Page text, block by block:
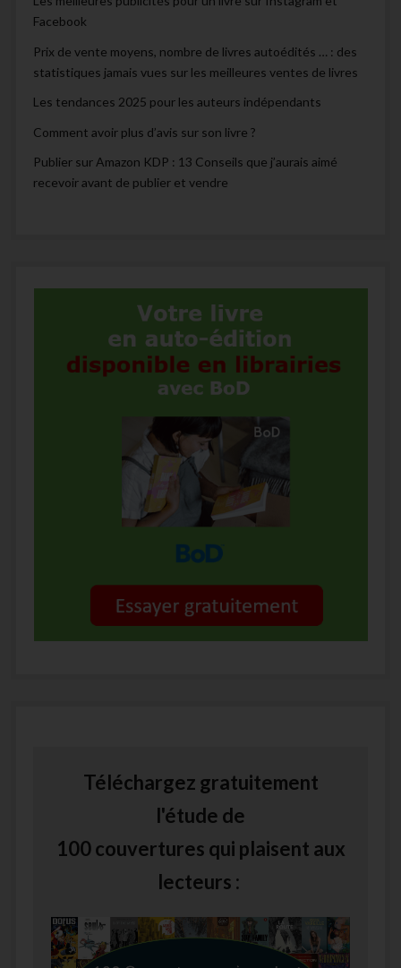
Facebook
Prix de vente moyens, nombre de livres autoédités … : des
statistiques jamais vues sur les meilleures ventes de livres
Les tendances 2025 pour les auteurs indépendants
Comment avoir plus d’avis sur son livre ?
Publier sur Amazon KDP : 13 Conseils que j’aurais aimé
recevoir avant de publier et vendre
Téléchargez gratuitement
l'étude de
100 couvertures qui plaisent aux
lecteurs :